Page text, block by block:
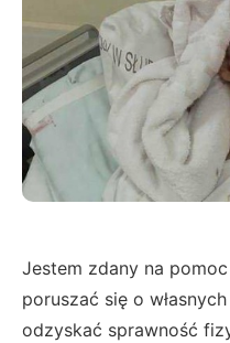
Jestem zdany na
poruszać się o
odzyskać sprawność